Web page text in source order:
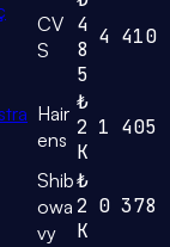
CV
S
4
8
5
4 410
Hair
ens
₺
2
K
1 405
Shib
owa
vy
₺
2
K
0 378